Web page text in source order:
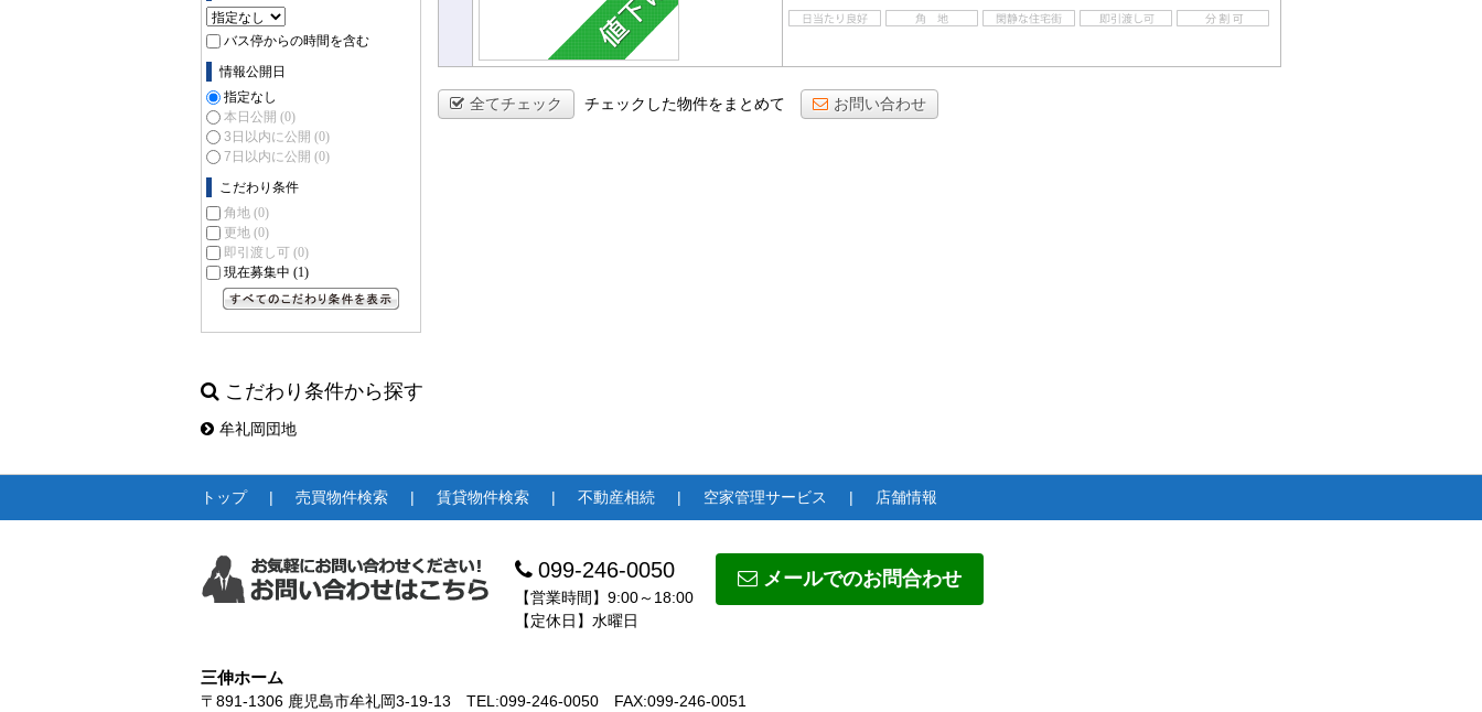
バス停からの時間を含む
情報公開日
指定なし
本日公開 (0)
3日以内に公開 (0)
7日以内に公開 (0)
こだわり条件
角地 (0)
更地 (0)
即引渡し可 (0)
現在募集中 (1)
全てチェック チェックした物件をまとめて お問い合わせ
こだわり条件から探す
牟礼岡団地
トップ 売買物件検索 賃貸物件検索 不動産相続 空家管理サービス 店舗情報
099-246-0050
【営業時間】9:00～18:00
【定休日】水曜日
メールでのお問合わせ
三伸ホーム
〒891-1306 鹿児島市牟礼岡3-19-13 TEL:099-246-0050 FAX:099-246-0051